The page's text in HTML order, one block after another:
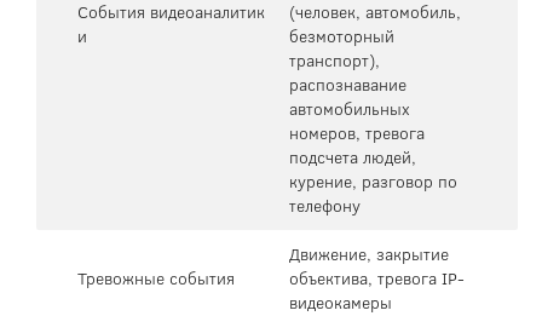
События видеоаналитик
и
(человек, автомобиль,
безмоторный
транспорт),
распознавание
автомобильных
номеров, тревога
подсчета людей,
курение, разговор по
телефону
Тревожные события
Движение, закрытие
объектива, тревога IP-
видеокамеры